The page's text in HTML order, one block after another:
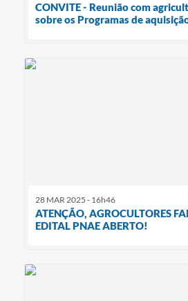
CONVITE - Reunião com
sobre os Programas de
28 MAR 2025 - 16h46
ATENÇÃO, AGROCULTORES
EDITAL PNAE ABERTO!